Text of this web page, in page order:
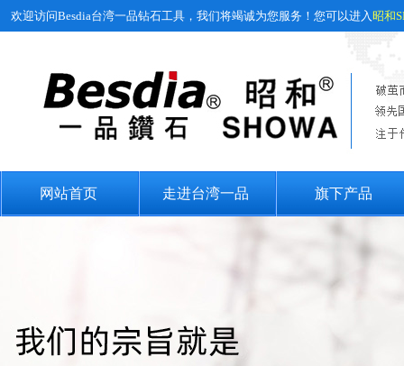
欢迎访问Besdia台湾一品钻石工具，我们将竭诚为您服务！您可以进入 昭和
网站首页 走进台湾一品 旗下产品